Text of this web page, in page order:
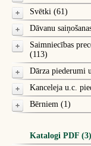
Svētki (61)
Dāvanu
Saimniecības
(113)
Dārza piederumi
Kanceleja u.c.
Bērniem (1)
Katalogi PDF (3)